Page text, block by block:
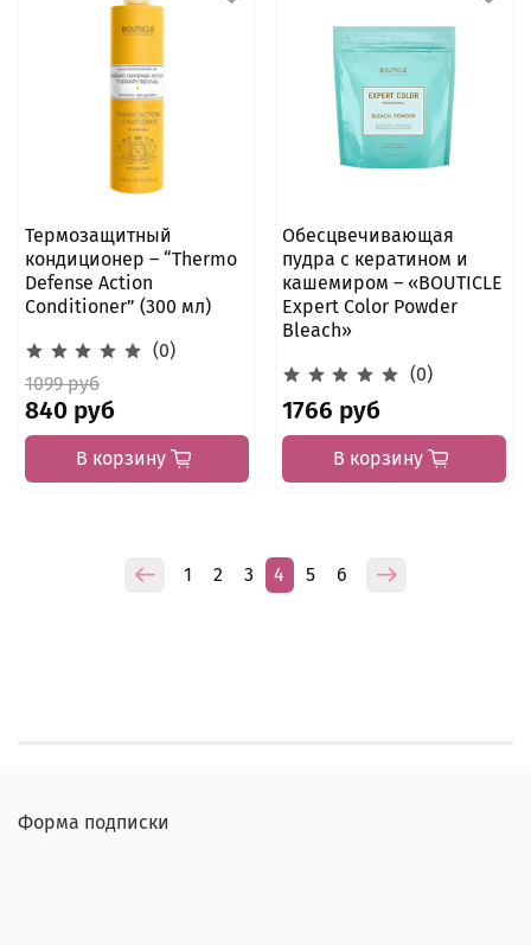
Термозащитный
кондиционер – “Thermo
Defense Action
Сonditioner” (300 мл)
(0)
1099 руб
840 руб
В корзину
Обесцвечивающая
пудра с кератином и
кашемиром – «BOUTICLE
Expert Color Powder
Bleach»
(0)
1766 руб
В корзину
1 2 3 4 5 6
Форма подписки